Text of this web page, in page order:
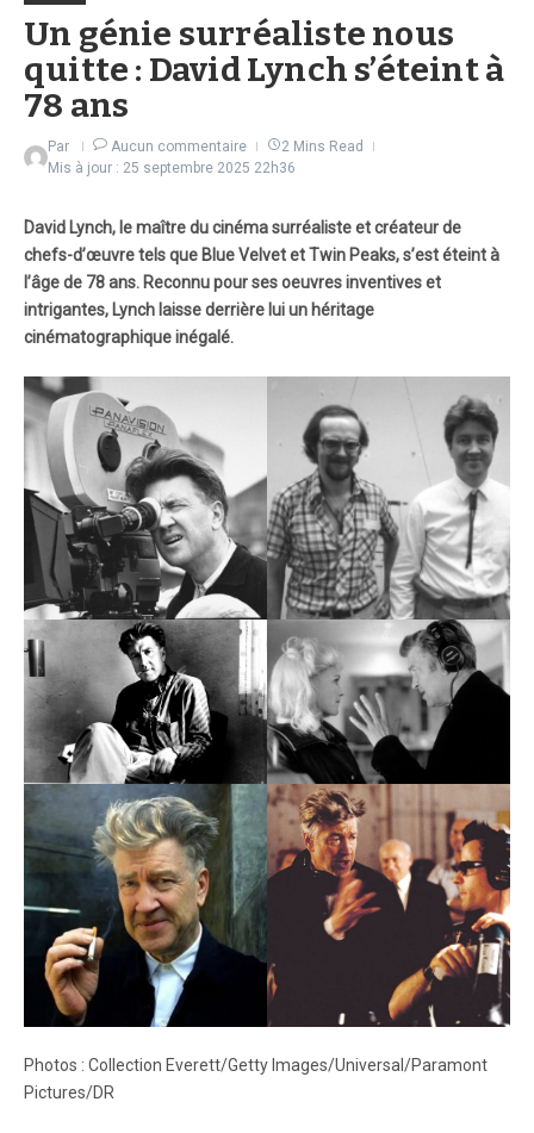
Un génie surréaliste nous
quitte : David Lynch s’éteint à
78 ans
Par Aucun commentaire
2 Mins Read
Mis à jour : 25 septembre 2025 22h36
David Lynch, le maître du cinéma surréaliste et créateur de
chefs-d’œuvre tels que Blue Velvet et Twin Peaks, s’est éteint à
l’âge de 78 ans. Reconnu pour ses oeuvres inventives et
intrigantes, Lynch laisse derrière lui un héritage
cinématographique inégalé.
Photos : Collection Everett/Getty Images/Universal/Paramont
Pictures/DR